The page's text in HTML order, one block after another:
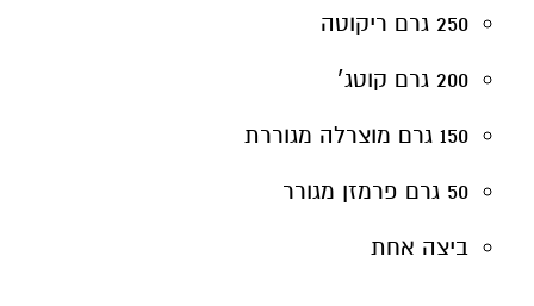
150 גרם מוצרלה מגוררת
50 גרם פרמזן מגורר
ביצה אחת
בנוסף
חבילת דפי לזניה